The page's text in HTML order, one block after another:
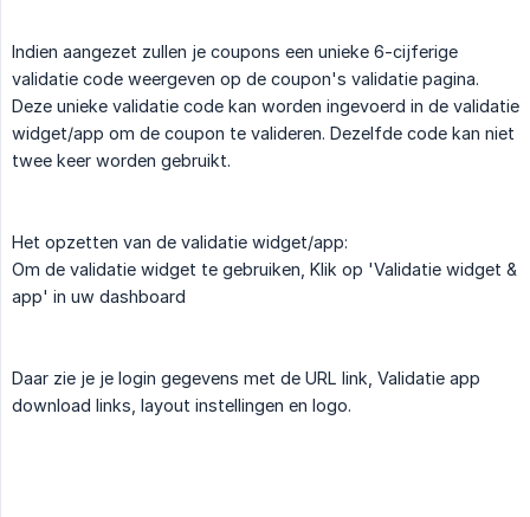
Indien aangezet zullen je coupons een unieke 6-cijferige
validatie code weergeven op de coupon's validatie pagina.
Deze unieke validatie code kan worden ingevoerd in de validatie
widget/app om de coupon te valideren. Dezelfde code kan niet
twee keer worden gebruikt.
Het opzetten van de validatie widget/app:
Om de validatie widget te gebruiken, Klik op 'Validatie widget &
app' in uw dashboard
Daar zie je je login gegevens met de URL link, Validatie app
download links, layout instellingen en logo.